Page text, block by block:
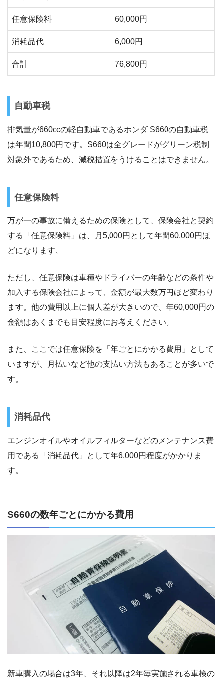
任意保険料 60,000円
消耗品代 6,000円
合計 76,800円
自動車税
排気量が660ccの軽自動車であるホンダ S660の自動車税
は年間10,800円です。S660は全グレードがグリーン税制
対象外であるため、減税措置をうけることはできません。
任意保険料
万が一の事故に備えるための保険として、保険会社と契約
する「任意保険料」は、月5,000円として年間60,000円ほ
どになります。
ただし、任意保険は車種やドライバーの年齢などの条件や
加入する保険会社によって、金額が最大数万円ほど変わり
ます。他の費用以上に個人差が大きいので、年60,000円の
金額はあくまでも目安程度にお考えください。
また、ここでは任意保険を「年ごとにかかる費用」として
いますが、月払いなど他の支払い方法もあることが多いで
す。
消耗品代
エンジンオイルやオイルフィルターなどのメンテナンス費
用である「消耗品代」として年6,000円程度がかかりま
す。
S660の数年ごとにかかる費用
新車購入の場合は3年、それ以降は2年毎実施される車検の